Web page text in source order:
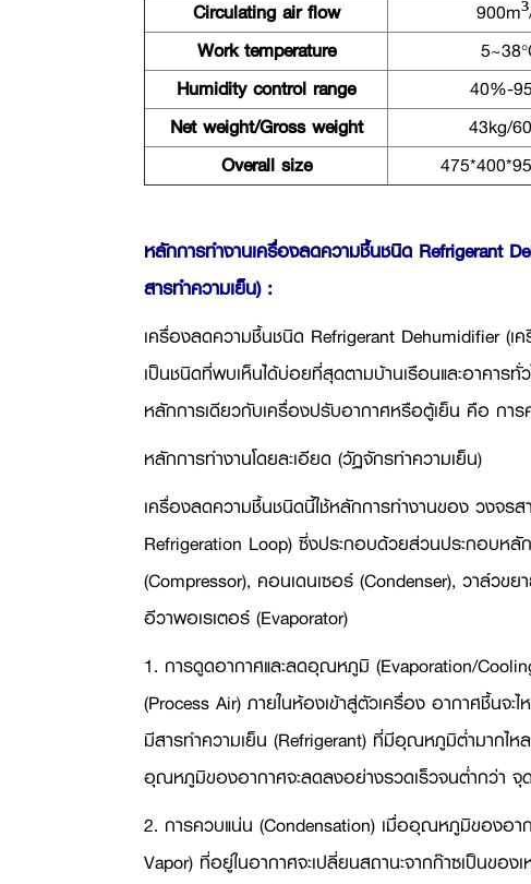
Circulating air flow
Work temperature
Humidity control range
40%-
Net weight/Gross weight
43kg/
Overall size
หลักการทำงานเครื่องลดความชื้นชนิด Refrigerant
สารทำความเย็น) :
เครื่องลดความชื้นชนิด Refrigerant Dehumidifier (เ
เป็นชนิดที่พบเห็นได้บ่อยที่สุดตามบ้านเรือนและอาคาร
หลักการเดียวกับเครื่องปรับอากาศหรือตู้เย็น คือ การ
หลักการทำงานโดยละเอียด (วัฏจักรทำความเย็น)
เครื่องลดความชื้นชนิดนี้ใช้หลักการทำงานของ วงจรส
Refrigeration Loop) ซึ่งประกอบด้วยส่วนประกอบหลั
(Compressor), คอนเดนเซอร์ (Condenser), วาล์วขย
อีวาพอเรเตอร์ (Evaporator)
1. การดูดอากาศและลดอุณหภูมิ (Evaporation/
(Process Air) ภายในห้องเข้าสู่ตัวเครื่อง อากาศชื้นจะ
มีสารทำความเย็น (Refrigerant) ที่มีอุณหภูมิต่ำมากไห
อุณหภูมิของอากาศจะลดลงอย่างรวดเร็วจนต่ำกว่า จุ
2. การควบแน่น (Condensation) เมื่ออุณหภูมิของอา
Vapor) ที่อยู่ในอากาศจะเปลี่ยนสถานะจากก๊าซเป็นขอ